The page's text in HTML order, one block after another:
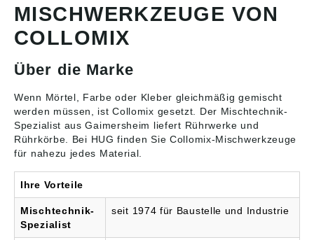
Collomix GmbH,
Daimlerstraße 9, 85080
MISCHWERKZEUGE VON
COLLOMIX
Über die Marke
Wenn Mörtel, Farbe oder Kleber gleichmäßig gemischt
werden müssen, ist Collomix gesetzt. Der Mischtechnik-
Spezialist aus Gaimersheim liefert Rührwerke und
Rührkörbe . Bei HUG finden Sie Collomix-Mischwerkzeuge
für nahezu jedes Material.
Ihre Vorteile
Mischtechnik-
Spezialist
seit 1974 für Baustelle und Industrie